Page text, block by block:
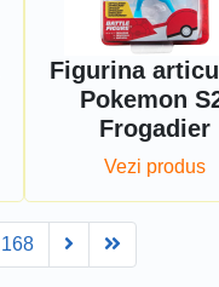
Figurina
Pokemon
Frogadier
Vezi produs
168 Next